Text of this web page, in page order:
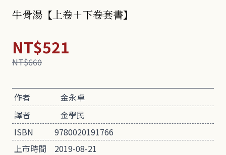
牛骨湯【上卷＋下卷套書】
NT$521
NT$660
作者
金永卓
譯者
金學民
ISBN
9780020191766
上市時間
2019-08-21